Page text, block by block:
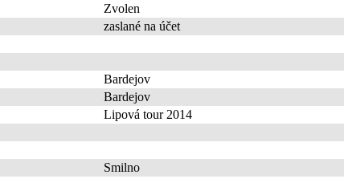
Zvolen
zaslané na účet
Bardejov
Bardejov
Lipová tour 2014
Smilno